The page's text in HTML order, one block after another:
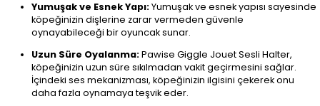
Yumuşak ve Esnek Yapı:Yumuşak ve esnek yapısı sayesinde
köpeğinizin dişlerine zarar vermeden güvenle
oynayabileceği bir oyuncak sunar.
Uzun Süre Oyalanma:Pawise Giggle Jouet Sesli Halter,
köpeğinizin uzun süre sıkılmadan vakit geçirmesini sağlar.
İçindeki ses mekanizması, köpeğinizin ilgisini çekerek onu
daha fazla oynamaya teşvik eder.